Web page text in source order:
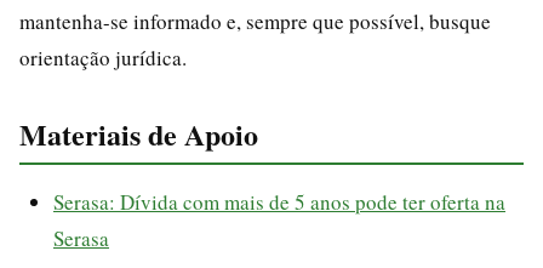
mantenha-se informado e, sempre que possível, busque
orientação jurídica.
Materiais de Apoio
Serasa: Dívida com mais de 5 anos pode ter oferta na
Serasa